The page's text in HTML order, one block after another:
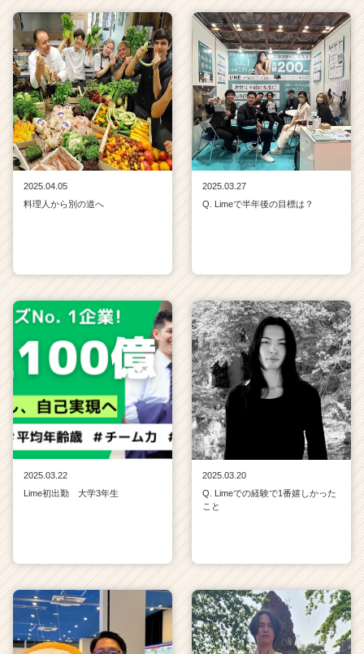
2025.04.05
料理人から別の道へ
2025.03.27
Q. Limeで半年後の目標は？
2025.03.22
Lime初出勤 大学3年生
2025.03.20
Q. Limeでの経験で1番嬉しかった
こと